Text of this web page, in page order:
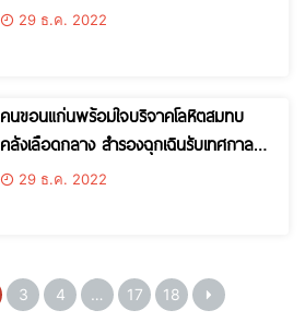
บ้านโบราณที่สวยงาม
29 ธ.ค. 2022
คนขอนแก่นพร้อมใจบริจาคโลหิตสมทบ
คลังเลือดกลาง สำรองฉุกเฉินรับเทศกาลปี
ใหม่29 ธ.ค. 2022
3 4 … 17 18